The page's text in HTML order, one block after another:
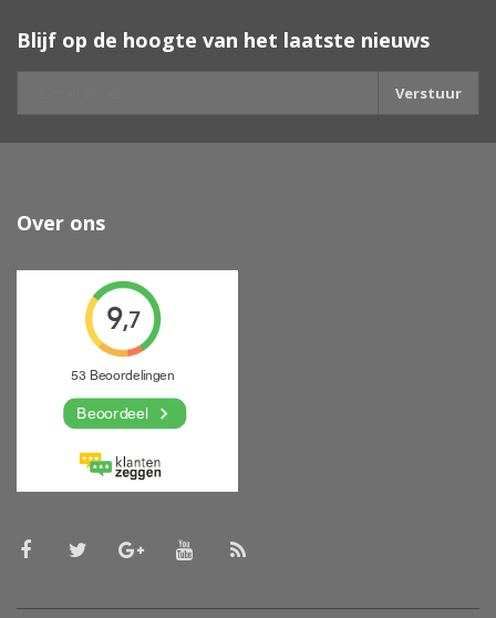
Blijf op de hoogte van het laatste nieuws
Verstuur
Over ons